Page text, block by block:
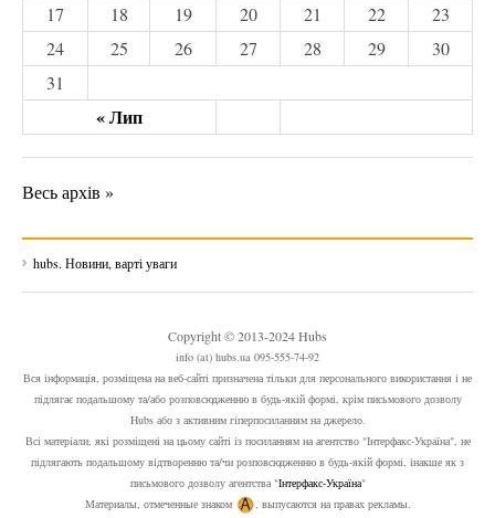
« Лип
17
18 19 20 21 22
23
24
25 26 27 28 29
30
31
Весь архів »
hubs. Новини, варті уваги
Copyright © 2013-2024 Hubs
info (at) hubs.ua 095-555-74-92
Вся інформація, розміщена на веб-сайті призначена тільки для персонального використання і не
підлягає подальшому та/або розповсюдженню в будь-якій формі, крім письмового дозволу
Hubs або з активним гіперпосиланням на джерело.
Всі матеріали, які розміщені на цьому сайті із посиланням на агентство "Інтерфакс-Україна", не
підлягають подальшому відтворенню та/чи розповсюдженню в будь-якій формі, інакше як з
письмового дозволу агентства "Інтерфакс-Україна"
Материалы, отмеченные знаком
, выпусаются на правах рекламы.